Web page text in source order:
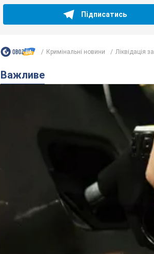
Підписатись
Кримінальні новини Ліквідація
Важливе